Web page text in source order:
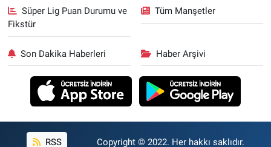
Süper Lig Puan Durumu ve
Fikstür
Tüm Manşetler
Son Dakika Haberleri Haber Arşivi
RSS Copyright © 2022. Her hakkı saklıdır.